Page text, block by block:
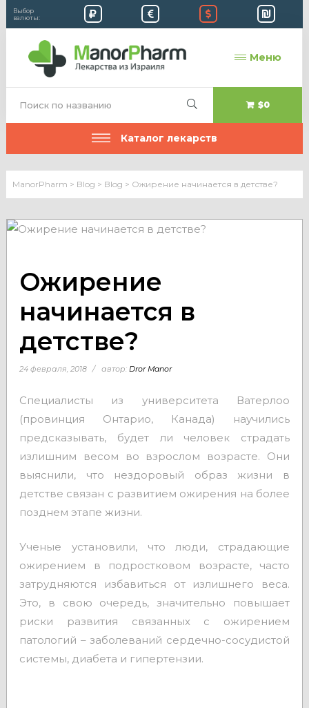
Выбор
валюты:
Меню
$0
Каталог лекарств
ManorPharm > Blog > Blog > Ожирение начинается в детстве?
Ожирение
начинается в
детстве?
24 февраля, 2018 автор: Dror Manor
Специалисты из университета Ватерлоо
(провинция Онтарио, Канада) научились
предсказывать, будет ли человек страдать
излишним весом во взрослом возрасте. Они
выяснили, что нездоровый образ жизни в
детстве связан с развитием ожирения на более
позднем этапе жизни.
Ученые установили, что люди, страдающие
ожирением в подростковом возрасте, часто
затрудняются избавиться от излишнего веса.
Это, в свою очередь, значительно повышает
риски развития связанных с ожирением
патологий – заболеваний сердечно-сосудистой
системы, диабета и гипертензии.